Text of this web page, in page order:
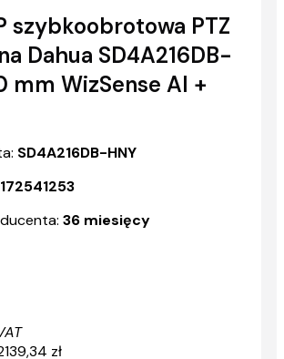
szybkoobrotowa PTZ
Dahua SD4A216DB-
mm WizSense AI +
SD4A216DB-HNY
36 miesięcy
zł